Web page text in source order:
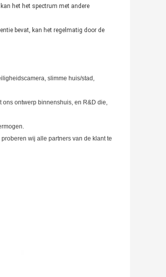
het het spectrum met andere
bevat, kan het regelmatig door de
slimme huis/stad,
ontwerp binnenshuis, en R&D die,
wij alle partners van de klant te